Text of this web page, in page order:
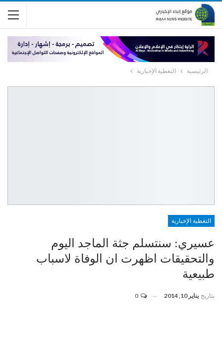
الرئيسية التغطية الإخبارية
التغطية الإخبارية
عسيري: سنتسلم جثة الماجد اليوم
والتحقيقات اظهرت ان الوفاة لاسباب
طبيعية
بتاريخ يناير 10, 2014